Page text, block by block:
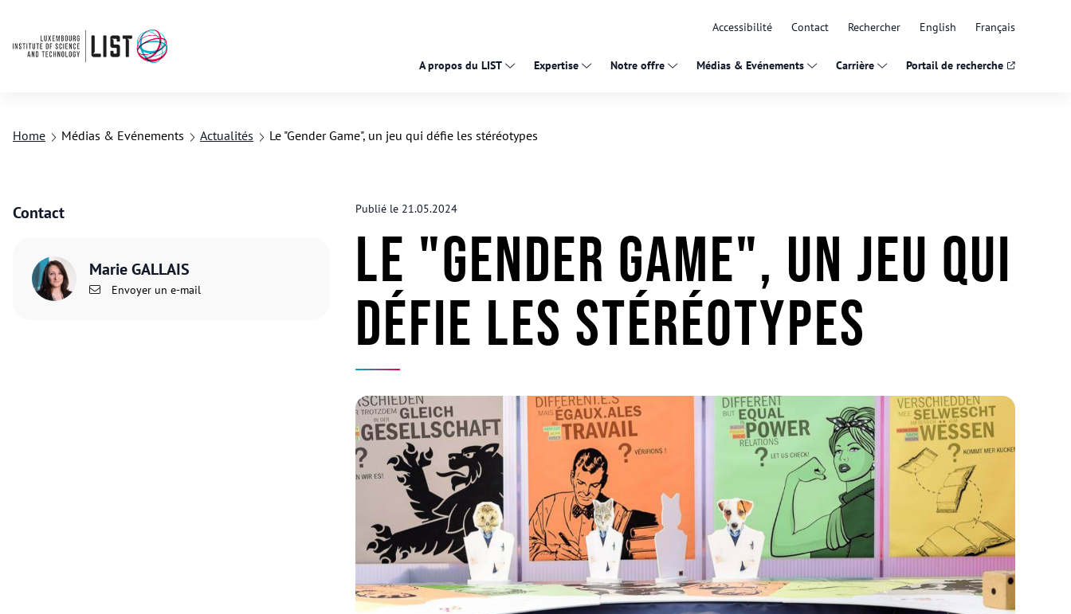
Accessibilité Contact Rechercher English Français
A propos du LIST Expertise Notre offre Médias & Evénements Carrière Portail de recherche
Home Médias & Evénements Actualités Le "Gender Game", un jeu qui défie les stéréotypes
Contact
Marie GALLAIS
Envoyer un e-mail
Publié le 21.05.2024
Le "Gender Game", un jeu qui
défie les stéréotypes